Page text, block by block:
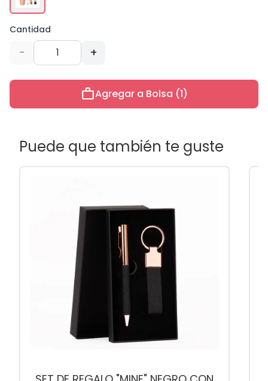
Cantidad
- +
workAgregar a Bolsa (1)
Puede que también te guste